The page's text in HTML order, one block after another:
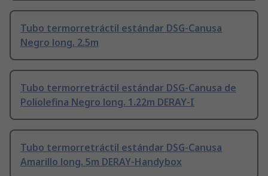
Tubo termorretráctil estándar DSG-Canusa
Negro long. 2.5m
Tubo termorretráctil estándar DSG-Canusa de
Poliolefina Negro long. 1.22m DERAY-I
Tubo termorretráctil estándar DSG-Canusa
Amarillo long. 5m DERAY-Handybox